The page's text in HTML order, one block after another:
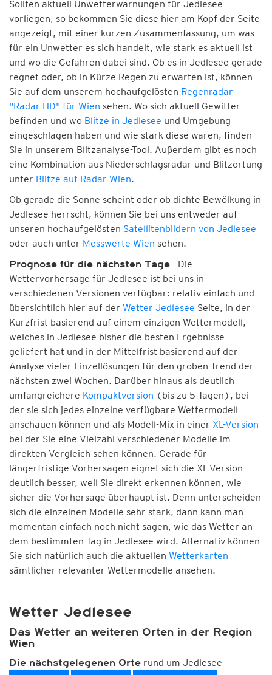
Sollten aktuell Unwetterwarnungen für Jedlesee
vorliegen, so bekommen Sie diese hier am Kopf der Seite
angezeigt, mit einer kurzen Zusammenfassung, um was
für ein Unwetter es sich handelt, wie stark es aktuell ist
und wo die Gefahren dabei sind. Ob es in Jedlesee gerade
regnet oder, ob in Kürze Regen zu erwarten ist, können
Sie auf dem unserem hochaufgelösten Regenradar
"Radar HD" für Wien sehen. Wo sich aktuell Gewitter
befinden und wo Blitze in Jedlesee und Umgebung
eingeschlagen haben und wie stark diese waren, finden
Sie in unserem Blitzanalyse-Tool. Außerdem gibt es noch
eine Kombination aus Niederschlagsradar und Blitzortung
unter Blitze auf Radar Wien.
Ob gerade die Sonne scheint oder ob dichte Bewölkung in
Jedlesee herrscht, können Sie bei uns entweder auf
unseren hochaufgelösten Satellitenbildern von Jedlesee
oder auch unter Messwerte Wien sehen.
Prognose für die nächsten Tage - Die
Wettervorhersage für Jedlesee ist bei uns in
verschiedenen Versionen verfügbar: relativ einfach und
übersichtlich hier auf der Wetter Jedlesee Seite, in der
Kurzfrist basierend auf einem einzigen Wettermodell,
welches in Jedlesee bisher die besten Ergebnisse
geliefert hat und in der Mittelfrist basierend auf der
Analyse vieler Einzellösungen für den groben Trend der
nächsten zwei Wochen. Darüber hinaus als deutlich
umfangreichere Kompaktversion (bis zu 5 Tagen), bei
der sie sich jedes einzelne verfügbare Wettermodell
anschauen können und als Modell-Mix in einer XL-Version
bei der Sie eine Vielzahl verschiedener Modelle im
direkten Vergleich sehen können. Gerade für
längerfristige Vorhersagen eignet sich die XL-Version
deutlich besser, weil Sie direkt erkennen können, wie
sicher die Vorhersage überhaupt ist. Denn unterscheiden
sich die einzelnen Modelle sehr stark, dann kann man
momentan einfach noch nicht sagen, wie das Wetter an
dem bestimmten Tag in Jedlesee wird. Alternativ können
Sie sich natürlich auch die aktuellen Wetterkarten
sämtlicher relevanter Wettermodelle ansehen.
Wetter Jedlesee
Das Wetter an weiteren Orten in der Region
Wien
Die nächstgelegenen Orte rund um Jedlesee